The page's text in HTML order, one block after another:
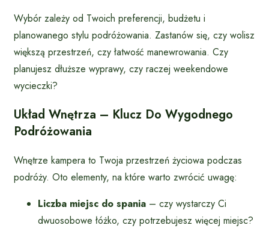
Wybór zależy od Twoich preferencji, budżetu i
planowanego stylu podróżowania. Zastanów się, czy wolisz
większą przestrzeń, czy łatwość manewrowania. Czy
planujesz dłuższe wyprawy, czy raczej weekendowe
wycieczki?
Układ Wnętrza – Klucz Do Wygodnego
Podróżowania
Wnętrze kampera to Twoja przestrzeń życiowa podczas
podróży. Oto elementy, na które warto zwrócić uwagę:
Liczba miejsc do spania – czy wystarczy Ci
dwuosobowe łóżko, czy potrzebujesz więcej miejsc?